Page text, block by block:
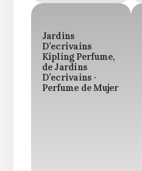
Jardins
D’ecrivains
Kipling Perfume,
de Jardins
D’ecrivains ·
Perfume de Mujer